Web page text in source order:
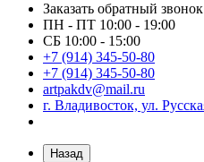
Заказать обратный звонок
ПН - ПТ 10:00 - 19:00
СБ 10:00 - 15:00
+7 (914) 345-50-80
+7 (914) 345-50-80
artpakdv@mail.ru
г. Владивосток, ул.
Назад